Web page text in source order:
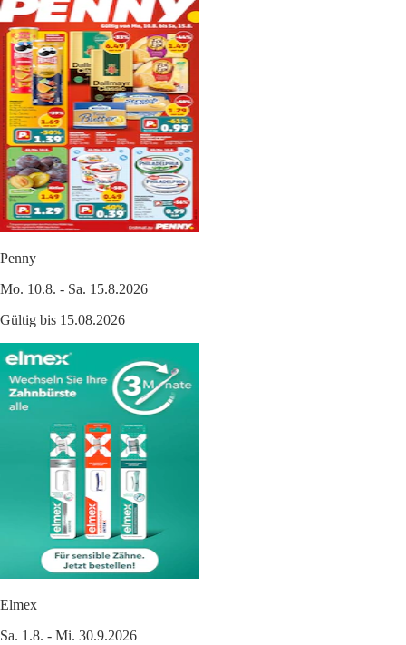
Penny
Mo. 10.8. - Sa. 15.8.2026
Gültig bis 15.08.2026
Elmex
Sa. 1.8. - Mi. 30.9.2026